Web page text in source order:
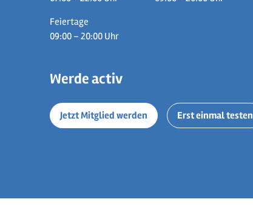
Feiertage
09:00 – 20:00 Uhr
Werde activ
Jetzt Mitglied werden Erst einmal testen